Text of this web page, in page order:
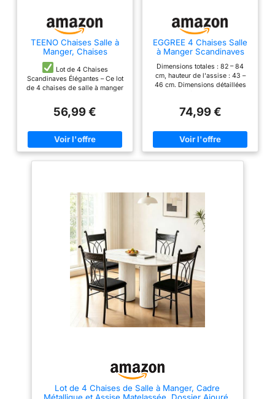
TEENO Chaises Salle à
Manger, Chaises
Scandinaves Lot de 4,
Chaise Bureau, Chaise
Cuisine Lot de 4, Chaise
de Salon, Chaise Blanche
Lot de 4 Chaises
Scandinaves Élégantes – Ce lot
de 4 chaises de salle à manger
intemporel s’intègre
parfaitement comme chaise
cuisine ou chaise salon. Leur
design épuré s’adapte à tout
type d’intérieur moderne.
éponge haute densité, cette
chaise scandinave soutient bien
le dos et soulage la fatigue,
parfaite comme chaise de
bureau ou chaise salle à
manger pour un confort
Chaise Salle à
Manger Robuste et Durable –
Les pieds en bois massif avec
structure croisée assurent
stabilité et solidité. Idéales
comme chaises salle manger,
elles sont dotées de patins en
feutre antidérapants pour
Facile à
au quotidien. Le paquet
comprend des outils et des
43 x 86 cm, hauteur d’assise :
56,99 €
EGGREE 4 Chaises Salle
à Manger Scandinaves
Chaises de Cuisine Rétro
Rembourrée Chaise de
Salle de Bureau, Pieds en
Blanc
Dimensions totales : 82 – 84
cm, hauteur de l'assise : 43 –
46 cm. Dimensions détaillées
sont manuelles, avec une
Le paquet contient des outils et
des instructions. Les chaises
doivent être assemblées avant
en bois massif antichoc, beau et
robuste, les coussinets
antidérapants en feutre sur la
plante des pieds protègent le
sol; Design classique, adapté
pour une utilisation comme
chaise de salle à manger,
chaise de salon, chaise de
chambre à coucher, chaise de
salle de conférence, chaise de
réception, etc;
74,99 €
Lot de 4 Chaises de Salle à Manger, Cadre